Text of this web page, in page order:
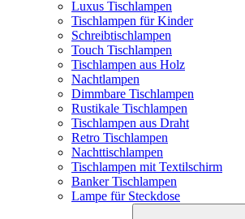
Luxus Tischlampen
Tischlampen für Kinder
Schreibtischlampen
Touch Tischlampen
Tischlampen aus Holz
Nachtlampen
Dimmbare Tischlampen
Rustikale Tischlampen
Tischlampen aus Draht
Retro Tischlampen
Nachttischlampen
Tischlampen mit Textilschirm
Banker Tischlampen
Lampe für Steckdose